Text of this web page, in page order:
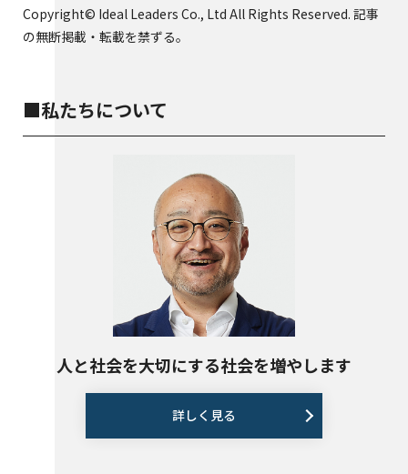
Copyright© Ideal Leaders Co., Ltd All Rights Reserved. 記事
の無断掲載・転載を禁ずる。
■私たちについて
人と社会を大切にする社会を増やします
詳しく見る